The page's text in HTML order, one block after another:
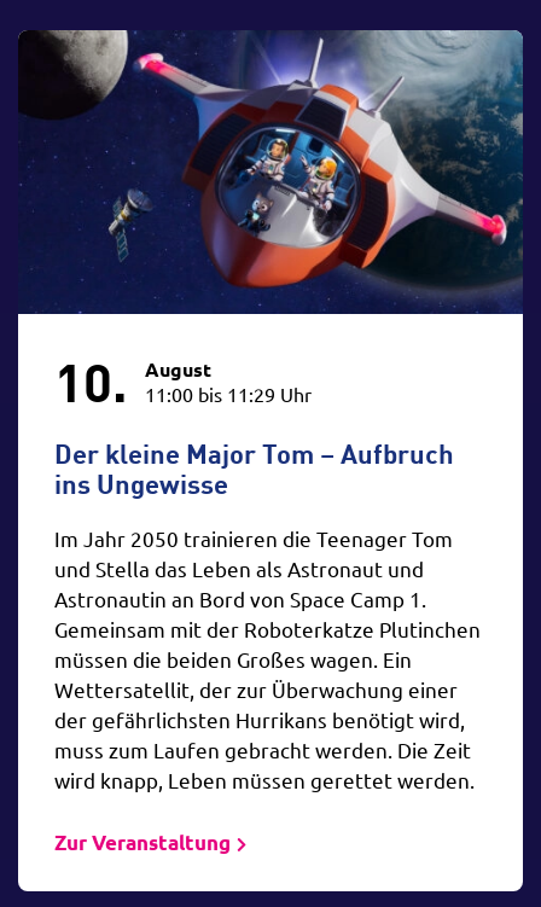
10. August
11:00 bis 11:29 Uhr
Der kleine Major Tom – Aufbruch
ins Ungewisse
Im Jahr 2050 trainieren die Teenager Tom
und Stella das Leben als Astronaut und
Astronautin an Bord von Space Camp 1.
Gemeinsam mit der Roboterkatze Plutinchen
müssen die beiden Großes wagen. Ein
Wettersatellit, der zur Überwachung einer
der gefährlichsten Hurrikans benötigt wird,
muss zum Laufen gebracht werden. Die Zeit
wird knapp, Leben müssen gerettet werden.
Zur Veranstaltung